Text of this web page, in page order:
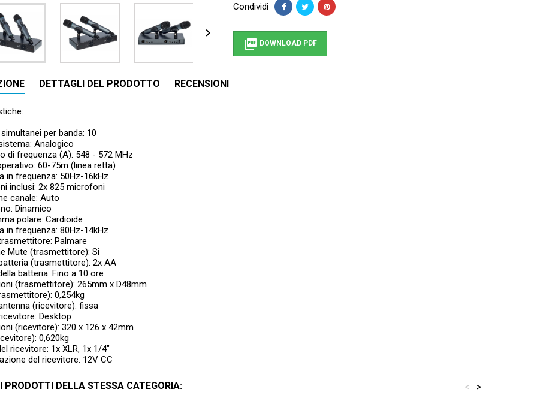

Condividi
 DOWNLOAD PDF
DETTAGLI DEL PRODOTTO RECENSIONI
per banda: 10
Analogico
di frequenza (A): 548 - 572 MHz
60-75m (linea retta)
in frequenza: 50Hz-16kHz
inclusi: 2x 825 microfoni
canale: Auto
Dinamico
polare: Cardioide
in frequenza: 80Hz-14kHz
Palmare
Mute (trasmettitore): Si
(trasmettitore): 2x AA
batteria: Fino a 10 ore
(trasmettitore): 265mm x D48mm
0,254kg
(ricevitore): fissa
Desktop
(ricevitore): 320 x 126 x 42mm
0,620kg
ricevitore: 1x XLR, 1x 1/4"
del ricevitore: 12V CC
PRODOTTI DELLA STESSA CATEGORIA: >
<